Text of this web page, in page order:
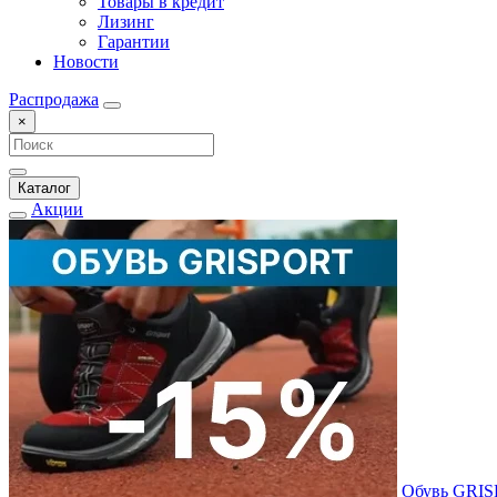
Лизинг
Гарантии
Новости
Распродажа
×
Каталог
Акции
Обувь